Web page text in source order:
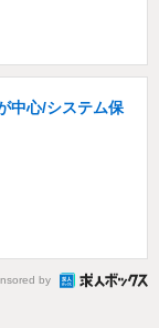
中心/システム保
by